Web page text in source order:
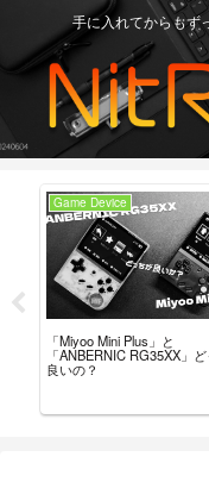
手に入れてからもず
Game Device
「Miyoo Mini Plus」と
「ANBERNIC RG35XX」
良いの？